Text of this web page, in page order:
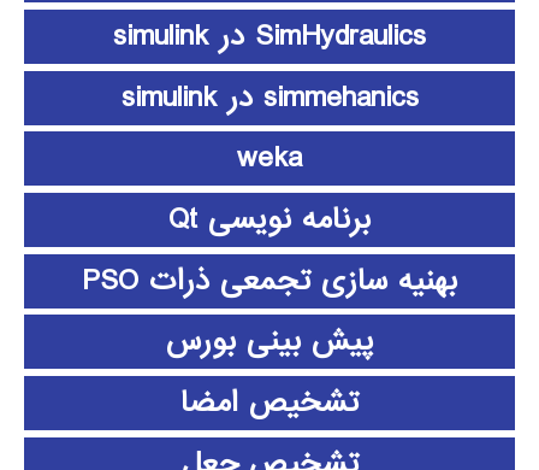
SimHydraulics در simulink
simmehanics در simulink
weka
برنامه نویسی Qt
بهنیه سازی تجمعی ذرات PSO
پیش بینی بورس
تشخیص امضا